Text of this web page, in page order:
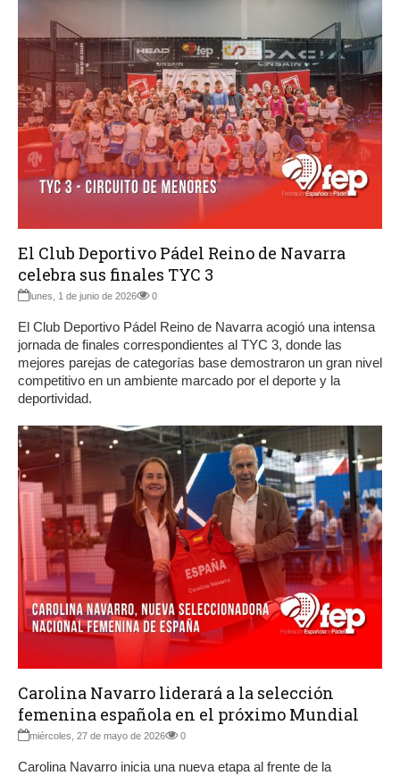
El Club Deportivo Pádel Reino de Navarra
celebra sus finales TYC 3
lunes, 1 de junio de 2026 0
El Club Deportivo Pádel Reino de Navarra acogió una intensa
jornada de finales correspondientes al TYC 3, donde las
mejores parejas de categorías base demostraron un gran nivel
competitivo en un ambiente marcado por el deporte y la
deportividad.
Carolina Navarro liderará a la selección
femenina española en el próximo Mundial
miércoles, 27 de mayo de 2026 0
Carolina Navarro inicia una nueva etapa al frente de la